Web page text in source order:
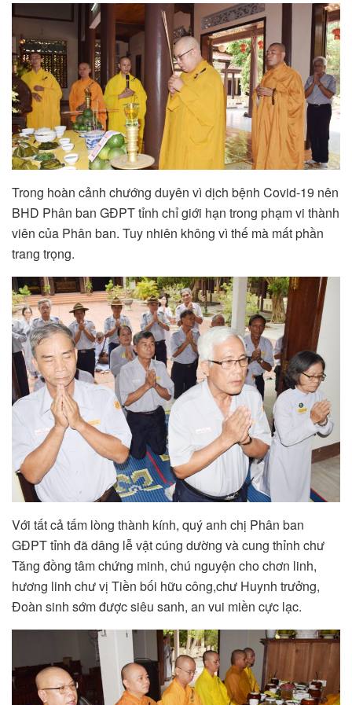
Trong hoàn cảnh chướng duyên vì dịch bệnh Covid-19 nên
BHD Phân ban GĐPT tỉnh chỉ giới hạn trong phạm vi thành
viên của Phân ban. Tuy nhiên không vì thế mà mất phần
trang trọng.
Với tất cả tấm lòng thành kính, quý anh chị Phân ban
GĐPT tỉnh đã dâng lễ vật cúng dường và cung thỉnh chư
Tăng đồng tâm chứng minh, chú nguyện cho chơn linh,
hương linh chư vị Tiền bối hữu công,chư Huynh trưởng,
Đoàn sinh sớm được siêu sanh, an vui miền cực lạc.